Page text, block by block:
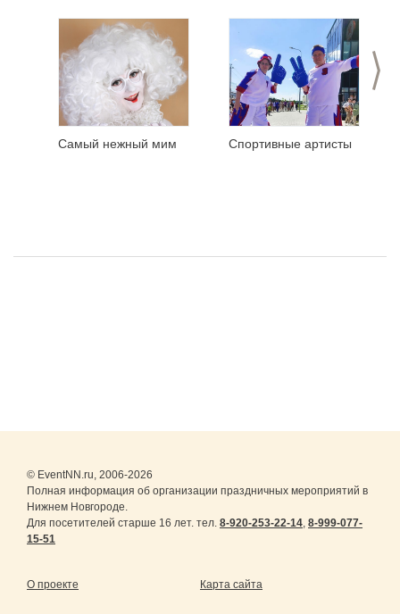
>
Самый нежный мим Спортивные артисты
© EventNN.ru, 2006-2026
Полная информация об организации праздничных мероприятий в
Нижнем Новгороде.
Для посетителей старше 16 лет. тел. 8-920-253-22-14 8-999-077-
15-51
О проекте Карта сайта